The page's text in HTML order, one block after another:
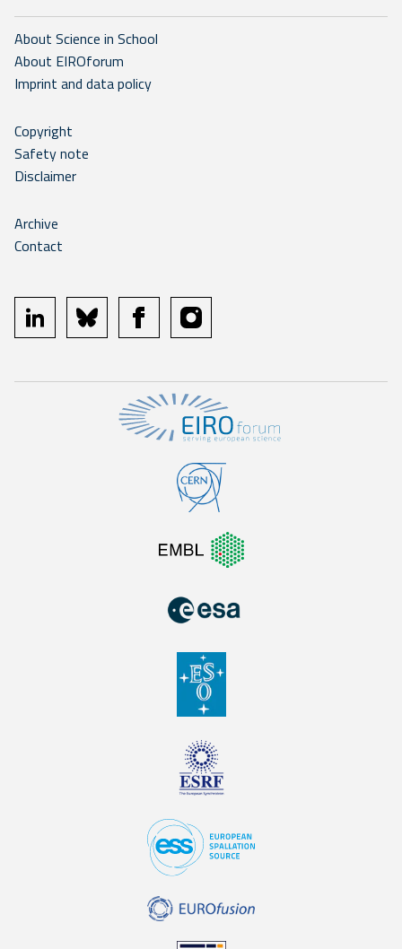
About Science in School
About EIROforum
Imprint and data policy
Copyright
Safety note
Disclaimer
Archive
Contact
linkedin bluesky facebookinstagram